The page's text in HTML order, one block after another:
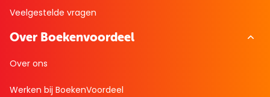
Veelgestelde vragen
Over Boekenvoordeel
Over ons
Werken bij BoekenVoordeel